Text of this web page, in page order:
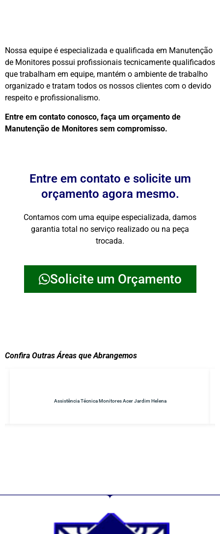
Nossa equipe é especializada e qualificada em Manutenção
de Monitores possui profissionais tecnicamente qualificados
que trabalham em equipe, mantém o ambiente de trabalho
organizado e tratam todos os nossos clientes com o devido
respeito e profissionalismo.
Entre em contato conosco, faça um orçamento de
Manutenção de Monitores sem compromisso.
Entre em contato e solicite um
orçamento agora mesmo.
Contamos com uma equipe especializada, damos
garantia total no serviço realizado ou na peça
trocada.
Solicite um Orçamento
Confira Outras Áreas que Abrangemos
Assistência Técnica Monitores Acer Jardim Helena